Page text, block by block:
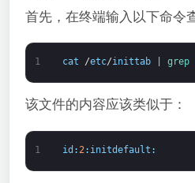
首先，在终端输入以下命令
1 cat /etc/inittab grep
该文件的内容应该类似于：
1 id :2: initdefault :